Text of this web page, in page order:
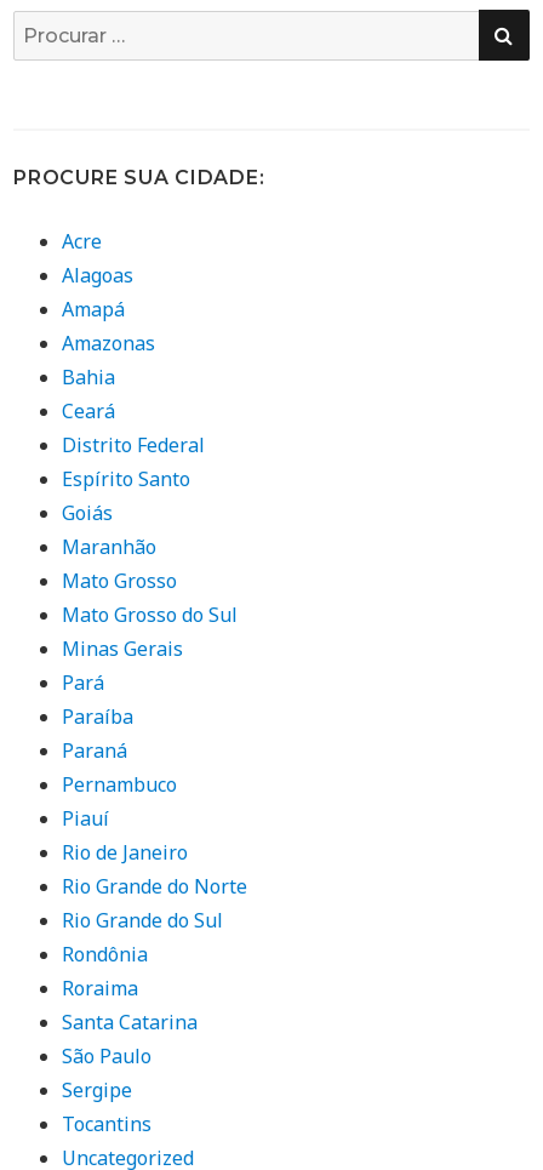
Busca
por:
PROCURE SUA CIDADE:
Acre
Alagoas
Amapá
Amazonas
Bahia
Ceará
Distrito Federal
Espírito Santo
Goiás
Maranhão
Mato Grosso
Mato Grosso do Sul
Minas Gerais
Pará
Paraíba
Paraná
Pernambuco
Piauí
Rio de Janeiro
Rio Grande do Norte
Rio Grande do Sul
Rondônia
Roraima
Santa Catarina
São Paulo
Sergipe
Tocantins
Uncategorized